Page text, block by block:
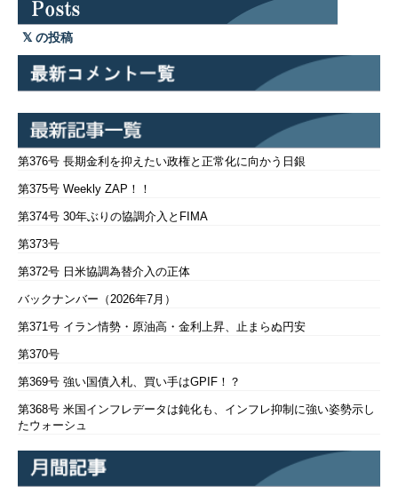
の投稿
第376号 長期金利を抑えたい政権と正常化に向かう日銀
第375号 Weekly ZAP！！
第374号 30年ぶりの協調介入とFIMA
第373号
第372号 日米協調為替介入の正体
バックナンバー（2026年7月）
第371号 イラン情勢・原油高・金利上昇、止まらぬ円安
第370号
第369号 強い国債入札、買い手はGPIF！？
第368号 米国インフレデータは鈍化も、インフレ抑制に強い姿勢示し
たウォーシュ